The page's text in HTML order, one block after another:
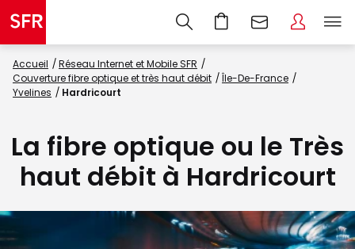
Accueil
Réseau Internet et Mobile SFR
Couverture fibre optique et très haut débit
Île-De-France
Yvelines
Hardricourt
La fibre optique ou le Très
haut débit à Hardricourt